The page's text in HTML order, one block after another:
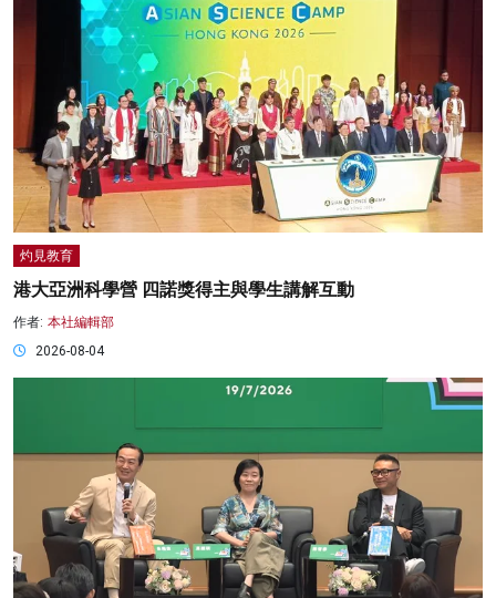
灼見教育
港大亞洲科學營 四諾獎得主與學生講解互動
作者: 本社編輯部
2026-08-04